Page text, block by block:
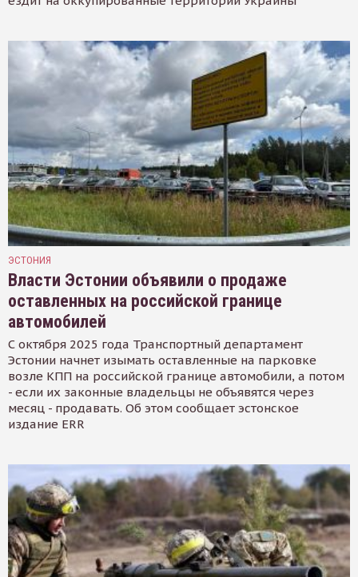
ЭСТОНИЯ
Власти Эстонии объявили о продаже
оставленных на российской границе
автомобилей
С октября 2025 года Транспортный департамент
Эстонии начнет изымать оставленные на парковке
возле КПП на российской границе автомобили, а потом
- если их законные владельцы не объявятся через
месяц - продавать. Об этом сообщает эстонское
издание ERR